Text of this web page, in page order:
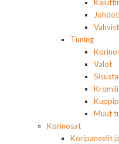
Tuning
Valot
Muut
Korinosat
Koripaneelit